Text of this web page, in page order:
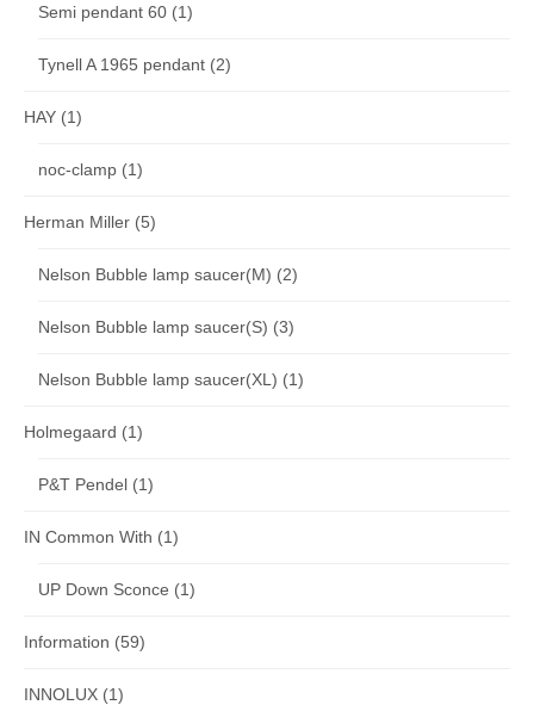
Semi pendant 60 (1)
Tynell A 1965 pendant (2)
HAY (1)
noc-clamp (1)
Herman Miller (5)
Nelson Bubble lamp saucer(M) (2)
Nelson Bubble lamp saucer(S) (3)
Nelson Bubble lamp saucer(XL) (1)
Holmegaard (1)
P&T Pendel (1)
IN Common With (1)
UP Down Sconce (1)
Information (59)
INNOLUX (1)